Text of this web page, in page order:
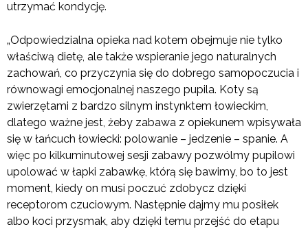
utrzymać kondycję.
„Odpowiedzialna opieka nad kotem obejmuje nie tylko
właściwą dietę, ale także wspieranie jego naturalnych
zachowań, co przyczynia się do dobrego samopoczucia i
równowagi emocjonalnej naszego pupila. Koty są
zwierzętami z bardzo silnym instynktem łowieckim,
dlatego ważne jest, żeby zabawa z opiekunem wpisywała
się w łańcuch łowiecki: polowanie – jedzenie – spanie. A
więc po kilkuminutowej sesji zabawy pozwólmy pupilowi
upolować w łapki zabawkę, którą się bawimy, bo to jest
moment, kiedy on musi poczuć zdobycz dzięki
receptorom czuciowym. Następnie dajmy mu posiłek
albo koci przysmak, aby dzięki temu przejść do etapu